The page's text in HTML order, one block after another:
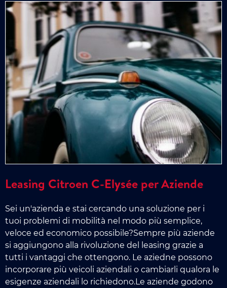
Leasing Citroen C-Elysée per Aziende
Sei un'azienda e stai cercando una soluzione per i
tuoi problemi di mobilità nel modo più semplice,
veloce ed economico possibile?Sempre più aziende
si aggiungono alla rivoluzione del leasing grazie a
tutti i vantaggi che ottengono. Le aziedne possono
incorporare più veicoli aziendali o cambiarli qualora le
esigenze aziendali lo richiedono.Le aziende godono